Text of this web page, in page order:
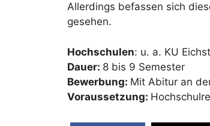
Allerdings befassen sich
gesehen.
Hochschulen: u. a. KU
Dauer: 8 bis 9 Semester
Bewerbung: Mit Abitur an
Voraussetzung: